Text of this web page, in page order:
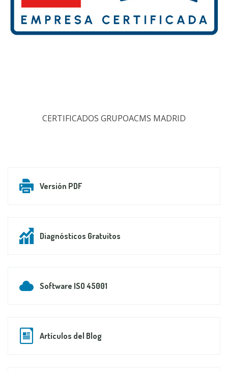
CERTIFICADOS GRUPOACMS MADRID
Versión PDF
Diagnósticos Gratuitos
Software ISO 45001
Artículos del Blog